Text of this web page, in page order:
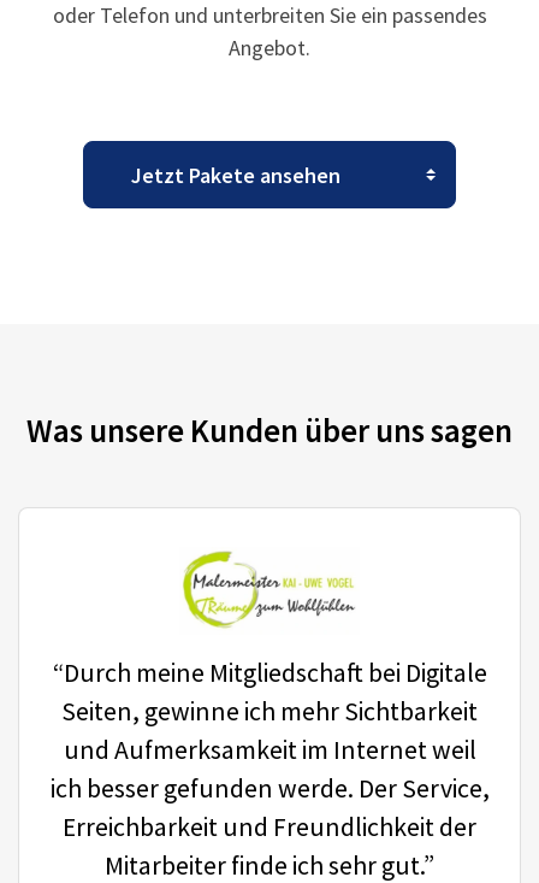
oder Telefon und unterbreiten Sie ein passendes
Angebot.
Was unsere Kunden über uns sagen
“Durch meine Mitgliedschaft bei Digitale
Seiten, gewinne ich mehr Sichtbarkeit
und Aufmerksamkeit im Internet weil
ich besser gefunden werde. Der Service,
Erreichbarkeit und Freundlichkeit der
Mitarbeiter finde ich sehr gut.”